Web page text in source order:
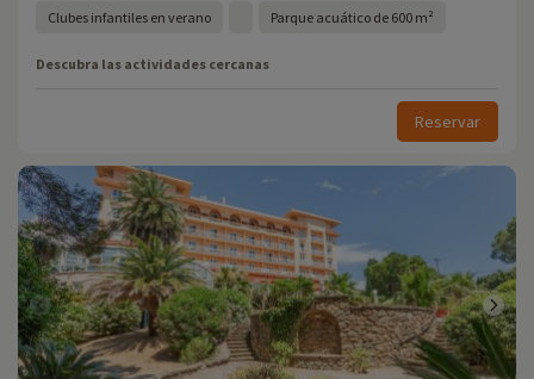
Clubes infantiles en verano Parque acuático de 600 m²
Descubra las actividades cercanas
Reservar